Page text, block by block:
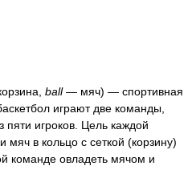
ball— мяч) — спортивная
играют две команды,
пяти игроков. Цель каждой
в кольцо с сеткой (корзину)
команде овладеть мячом и